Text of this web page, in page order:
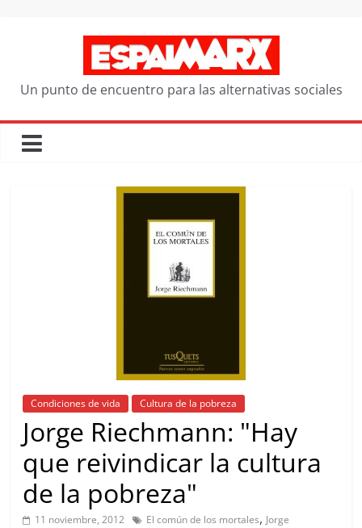
Un punto de encuentro para las alternativas sociales
Condiciones de vida Cultura de la pobreza
Jorge Riechmann: "Hay
que reivindicar la cultura
de la pobreza"
11 noviembre, 2012 El común de los mortales, Jorge